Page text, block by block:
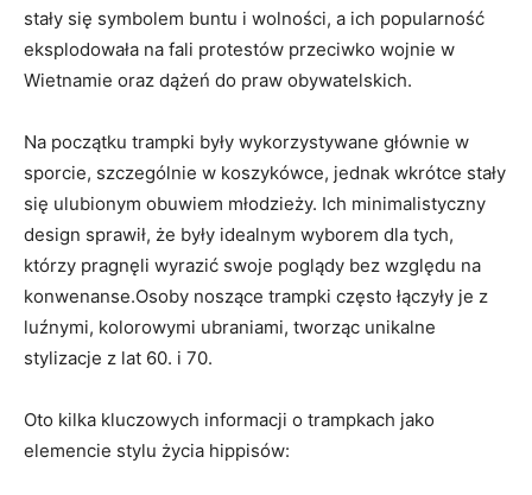
stały się​ symbolem buntu i wolności, ⁤a ich ‍popularność
eksplodowała na fali protestów⁣ przeciwko wojnie w
⁤Wietnamie oraz dążeń ⁢do praw obywatelskich.
Na ​początku trampki ⁢były wykorzystywane głównie⁢ w
‌sporcie, szczególnie w koszykówce, jednak⁣ wkrótce stały
​się ulubionym obuwiem młodzieży. Ich minimalistyczny
⁣design ⁣sprawił, ⁢że były ⁢idealnym ⁤wyborem dla tych,
‍którzy pragnęli wyrazić​ swoje poglądy bez względu na
konwenanse.Osoby noszące trampki często ⁤łączyły je z
luźnymi, kolorowymi ubraniami, tworząc‌ unikalne
stylizacje z‌ lat 60. i 70.
Oto kilka ‌kluczowych informacji o ‍trampkach jako
elemencie‌ stylu życia hippisów: